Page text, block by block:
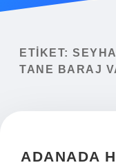
Yasal Uyarı
ETIKET:
TANE BARAJ
ADANADA